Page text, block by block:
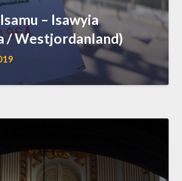
– Isawyia
/ Westjordanland)